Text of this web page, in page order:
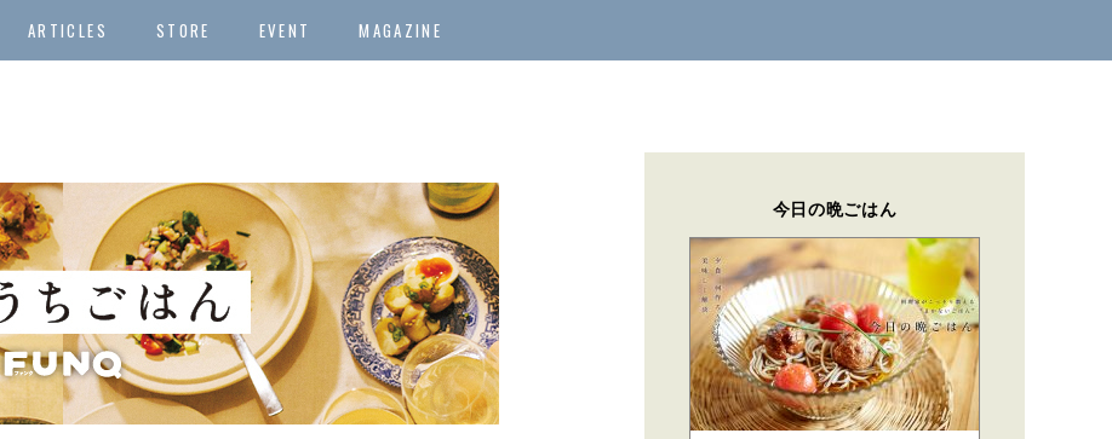
ARTICLES STORE EVENT MAGAZINE
今日の晩ごはん